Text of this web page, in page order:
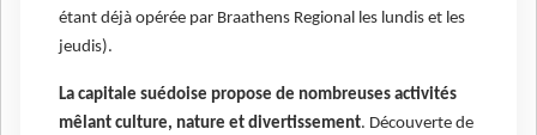
étant déjà opérée par Braathens Regional les lundis et les
jeudis).
La capitale suédoise propose de nombreuses activités
mêlant culture, nature et divertissement. Découverte de